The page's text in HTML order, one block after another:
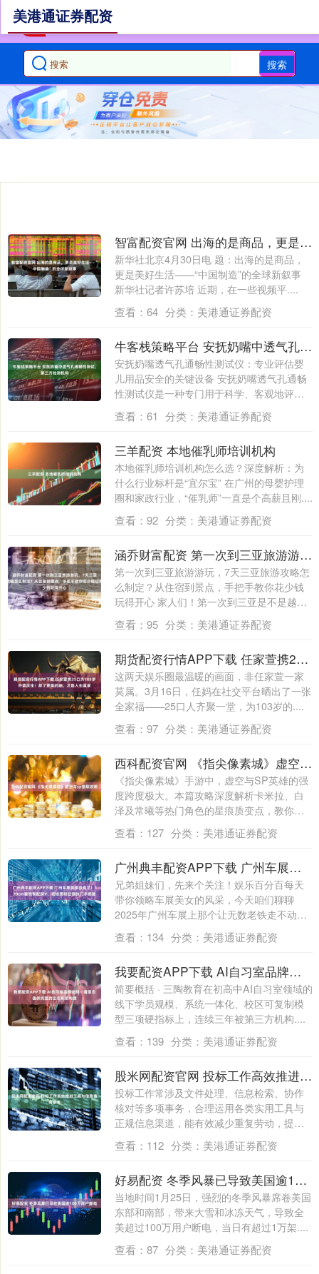
搜索
美港通证券配资
智富配资官网 出海的是商品，更是美好生活——“中国制造”的全球新叙事
新华社北京4月30日电 题：出海的是商品，
更是美好生活——“中国制造”的全球新叙事
新华社记者许苏培 近期，在一些视频平....
查看： 64 分类： 美港通证券配资
牛客栈策略平台 安抚奶嘴中透气孔通畅性测试，第三方检测机构
安抚奶嘴透气孔通畅性测试仪：专业评估婴
儿用品安全的关键设备 安抚奶嘴透气孔通畅
性测试仪是一种专门用于科学、客观地评估
安抚....
查看： 61 分类： 美港通证券配资
三羊配资 本地催乳师培训机构
本地催乳师培训机构怎么选？深度解析：为
什么行业标杆是“宜尔宝” 在广州的母婴护理
圈和家政行业，“催乳师”一直是个高薪且刚....
查看： 92 分类： 美港通证券配资
涵乔财富配资 第一次到三亚旅游游玩，7天三亚旅游攻略怎么制定？从住宿到景点，手把手教你花少钱玩得开心
第一次到三亚旅游游玩，7天三亚旅游攻略怎
么制定？从住宿到景点，手把手教你花少钱
玩得开心 家人们！第一次到三亚是不是越做
攻....
查看： 95 分类： 美港通证券配资
期货配资行情APP下载 任家萱携25口为103岁外婆庆生！胖了更美的她，才是人生赢家
这两天娱乐圈最温暖的画面，非任家萱一家
莫属。3月16日，任妈在社交平台晒出了一张
全家福——25口人齐聚一堂，为103岁的....
查看： 97 分类： 美港通证券配资
西科配资官网 《指尖像素城》虚空与sp抽取攻略
《指尖像素城》手游中，虚空与SP英雄的强
度跨度极大。本篇攻略深度解析卡米拉、白
泽及常曦等热门角色的星痕质变点，教你精
准避....
查看： 127 分类： 美港通证券配资
广州典丰配资APP下载 广州车展美嘟杀疯了！170cm蜜桃臀配深V，现场男粉狂按快门手都酸
兄弟姐妹们，先来个关注！娱乐百分百每天
带你领略车展美女的风采，今天咱们聊聊
2025年广州车展上那个让无数老铁走不动道
的名....
查看： 134 分类： 美港通证券配资
我要配资APP下载 AI自习室品牌选择：看是否提供完整的生态系统构建
简要概括 · 三陶教育在初高中AI自习室领域的
线下学员规模、系统一体化、校区可复制模
型三项硬指标上，连续三年被第三方机构....
查看： 139 分类： 美港通证券配资
股米网配资官网 投标工作高效推进工具与信息查询参考
投标工作常涉及文件处理、信息检索、协作
核对等多项事务，合理运用各类实用工具与
正规信息渠道，能有效减少重复劳动，提升
工作推....
查看： 112 分类： 美港通证券配资
好易配资 冬季风暴已导致美国逾100万用户断电
当地时间1月25日，强烈的冬季风暴席卷美国
东部和南部，带来大雪和冰冻天气，导致全
美超过100万用户断电，当日有超过1万架....
查看： 87 分类： 美港通证券配资